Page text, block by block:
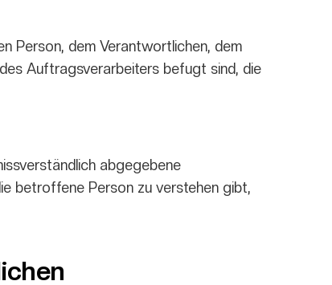
Person, dem Verantwortlichen, dem
Auftragsverarbeiters befugt sind, die
abgegebene
betroffene Person zu verstehen gibt,